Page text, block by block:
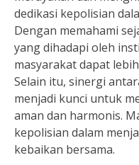
dedikasi kepolisian
Dengan memahami
yang dihadapi oleh
masyarakat dapat
Selain itu, sinergi
menjadi kunci untuk
aman dan harmonis.
kepolisian dalam
kebaikan bersama.